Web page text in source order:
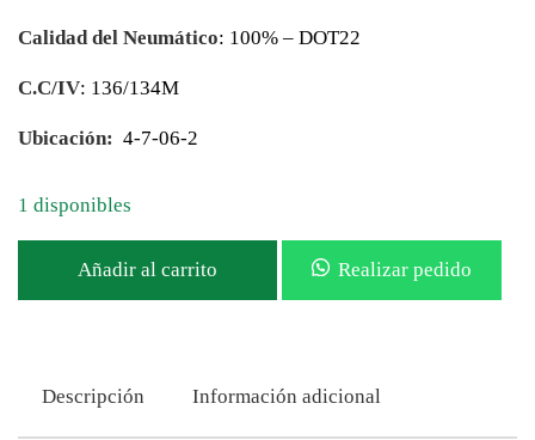
Calidad del Neumático: 100% – DOT22
C.C/IV: 136/134M
Ubicación: 4-7-06-2
1 disponibles
Añadir al carrito Realizar pedido
Descripción Información adicional